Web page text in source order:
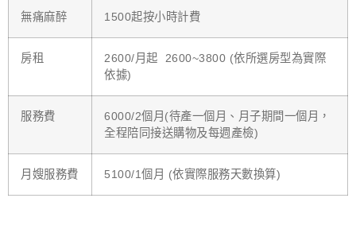
無痛麻醉 1500起按小時計費
房租
2600/月起 2600~3800 (依所選房型為實際
依據)
服務費
6000/2個月(待產一個月、月子期間一個月，
全程陪同接送購物及每週產檢)
月嫂服務費 5100/1個月 (依實際服務天數換算)